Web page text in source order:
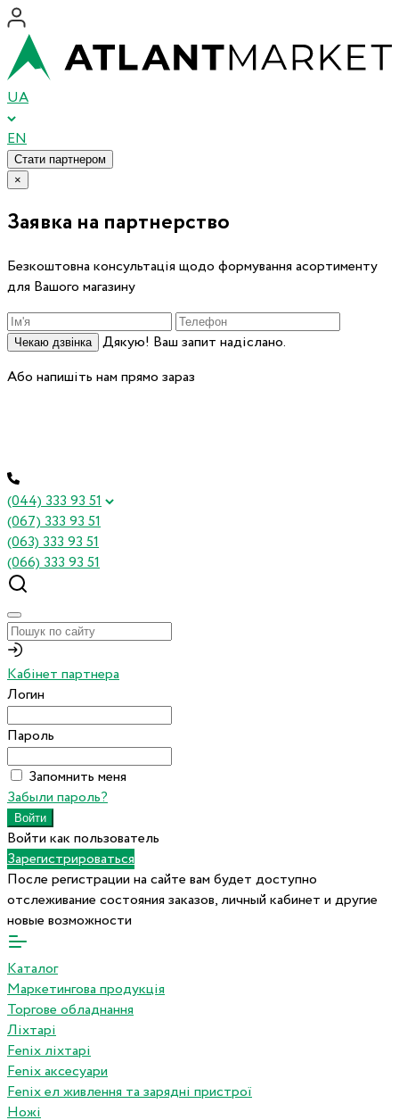
UA
EN
Стати партнером
×
Заявка на партнерство
Безкоштовна консультація щодо формування асортименту
для Вашого магазину
Чекаю дзвінка
Дякую! Ваш запит надіслано.
Або напишіть нам прямо зараз
(044) 333 93 51
(067) 333 93 51
(063) 333 93 51
(066) 333 93 51
Кабінет партнера
Логин
Пароль
Запомнить меня
Забыли пароль?
Войти как пользователь
Зарегистрироваться
После регистрации на сайте вам будет доступно
отслеживание состояния заказов, личный кабинет и другие
новые возможности
Каталог
Маркетингова продукція
Торгове обладнання
Ліхтарі
Fenix ліхтарі
Fenix аксесуари
Fenix ел живлення та зарядні пристрої
Ножі